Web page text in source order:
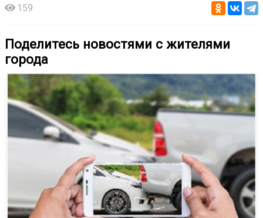
159
Поделитесь новостями с жителями
города